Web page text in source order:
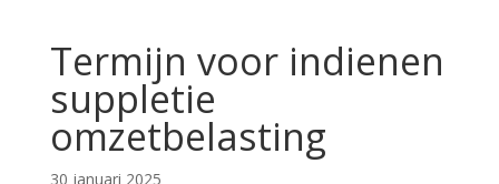
Termijn voor indienen
suppletie
omzetbelasting
30 januari 2025